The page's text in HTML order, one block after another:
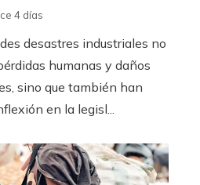
4 días
desastres industriales no
humanas y daños
sino que también han
en la legisl...